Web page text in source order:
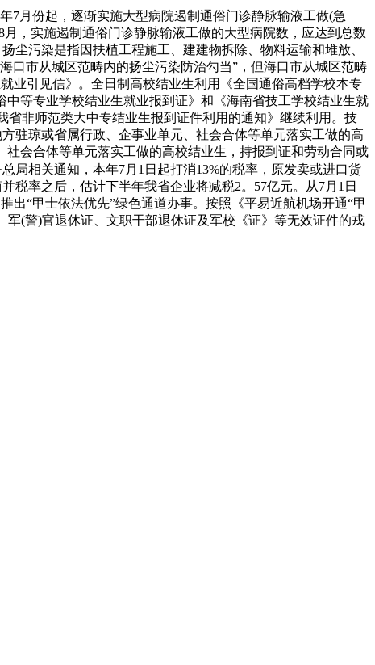
年7月份起，逐渐实施大型病院遏制通俗门诊静脉输液工做(急
，实施遏制通俗门诊静脉输液工做的大型病院数，应达到总数
尘污染是指因扶植工程施工、建建物拆除、物料运输和堆放、
口市从城区范畴内的扬尘污染防治勾当”，但海口市从城区范畴
业引见信》。全日制高校结业生利用《全国通俗高档学校本专
等专业学校结业生就业报到证》和《海南省技工学校结业生就
非师范类大中专结业生报到证件利用的通知》继续利用。技
驻琼或省属行政、企事业单元、社会合体等单元落实工做的高
会合体等单元落实工做的高校结业生，持报到证和劳动合同或
局相关通知，本年7月1日起打消13%的税率，原发卖或进口货
税率之后，估计下半年我省企业将减税2。57亿元。从7月1日
“甲士依法优先”绿色通道办事。按照《平易近航机场开通“甲
(警)官退休证、文职干部退休证及军校《证》等无效证件的戎